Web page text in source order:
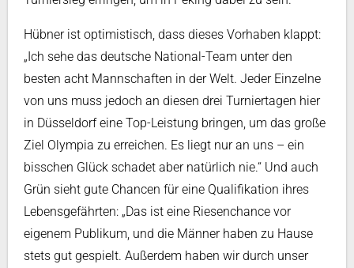
Hübner ist optimistisch, dass dieses Vorhaben klappt:
„Ich sehe das deutsche National-Team unter den
besten acht Mannschaften in der Welt. Jeder Einzelne
von uns muss jedoch an diesen drei Turniertagen hier
in Düsseldorf eine Top-Leistung bringen, um das große
Ziel Olympia zu erreichen. Es liegt nur an uns – ein
bisschen Glück schadet aber natürlich nie.“ Und auch
Grün sieht gute Chancen für eine Qualifikation ihres
Lebensgefährten: „Das ist eine Riesenchance vor
eigenem Publikum, und die Männer haben zu Hause
stets gut gespielt. Außerdem haben wir durch unser